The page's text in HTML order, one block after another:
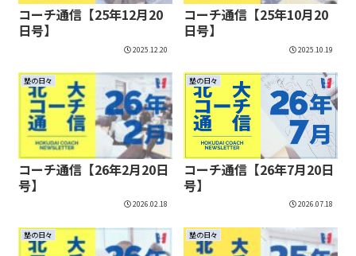
コーチ通信【25年12月20
日号】
2025.12.20
コーチ通信【25年10月20
日号】
2025.10.19
塾の日々
コーチ通信【26年2月20日
号】
2026.02.18
塾の日々
コーチ通信【26年7月20日
号】
2026.07.18
塾の日々 塾の日々